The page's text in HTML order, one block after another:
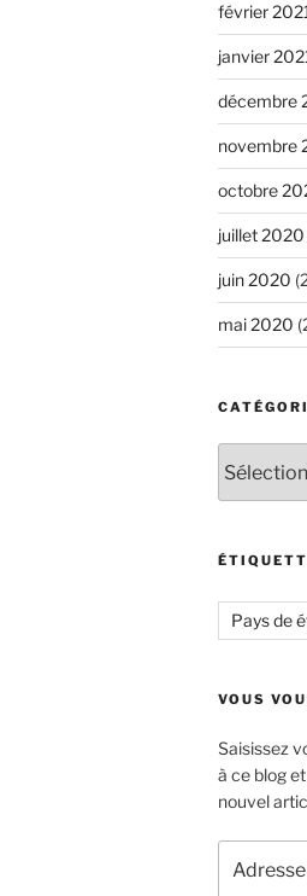
février
janvier
décembre
novembre
octobre
juillet 2020
juin 2020
mai 2020
Pays de
VOUS
Saisissez
à ce blog
nouvel